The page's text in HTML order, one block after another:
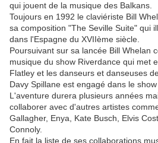
qui jouent de la musique des Balkans.
Toujours en 1992 le claviériste Bill
sa composition "The Seville Suite" qui
dans l'Espagne du XVIIème siècle.
Poursuivant sur sa lancée Bill Whelan
musique du show Riverdance qui met
Flatley et les danseurs et danseuses
Davy Spillane est engagé dans le
L'aventure durera plusieurs années
collaborer avec d'autres artistes
Gallagher, Enya, Kate Busch, Elvis
Connoly.
En fait la liste de ses collaborations